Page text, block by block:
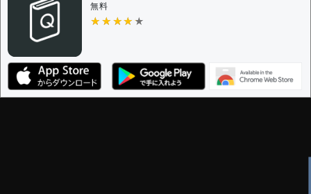
無料
★★★★★
★★★★★